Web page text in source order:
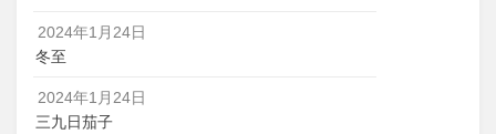
2024年1月24日
冬至
2024年1月24日
三九日茄子